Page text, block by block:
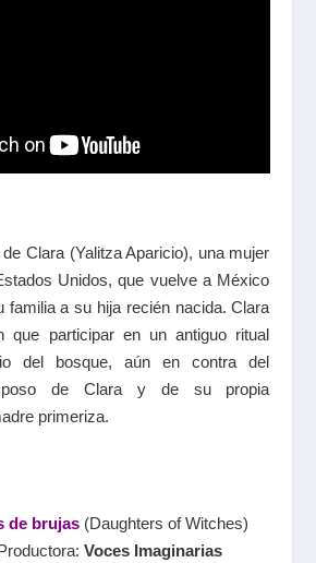
Clara (Yalitza Aparicio), una mujer
Unidos, que vuelve a México
familia a su hija recién nacida. Clara
que participar en un antiguo ritual
del bosque, aún en contra del
de Clara y de su propia
primeriza.
de brujas(Daughters of Witches)
Voces Imaginarias